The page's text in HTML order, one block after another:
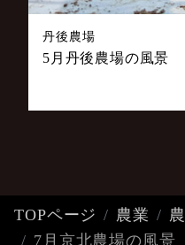
丹後農場
5月丹後農場の風景
TOPページ 農業
7月京北農場の風景